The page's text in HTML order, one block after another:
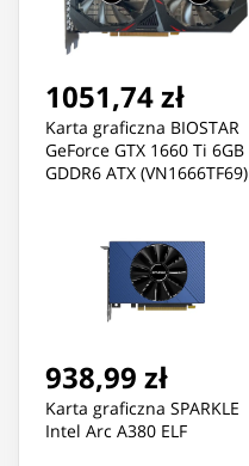
1051,74 zł
Karta graficzna BIOSTAR
GeForce GTX 1660 Ti 6GB
GDDR6 ATX (VN1666TF69)
938,99 zł
Karta graficzna SPARKLE
Intel Arc A380 ELF